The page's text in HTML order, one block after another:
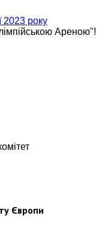
Ареною"!
Європи